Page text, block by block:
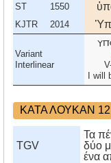
ST 1550
KJTR 2014
Variant
Interlinear
I will
ΚΑΤΑ ΛΟΥΚΑΝ
TGV
Τα
δύο
ένα